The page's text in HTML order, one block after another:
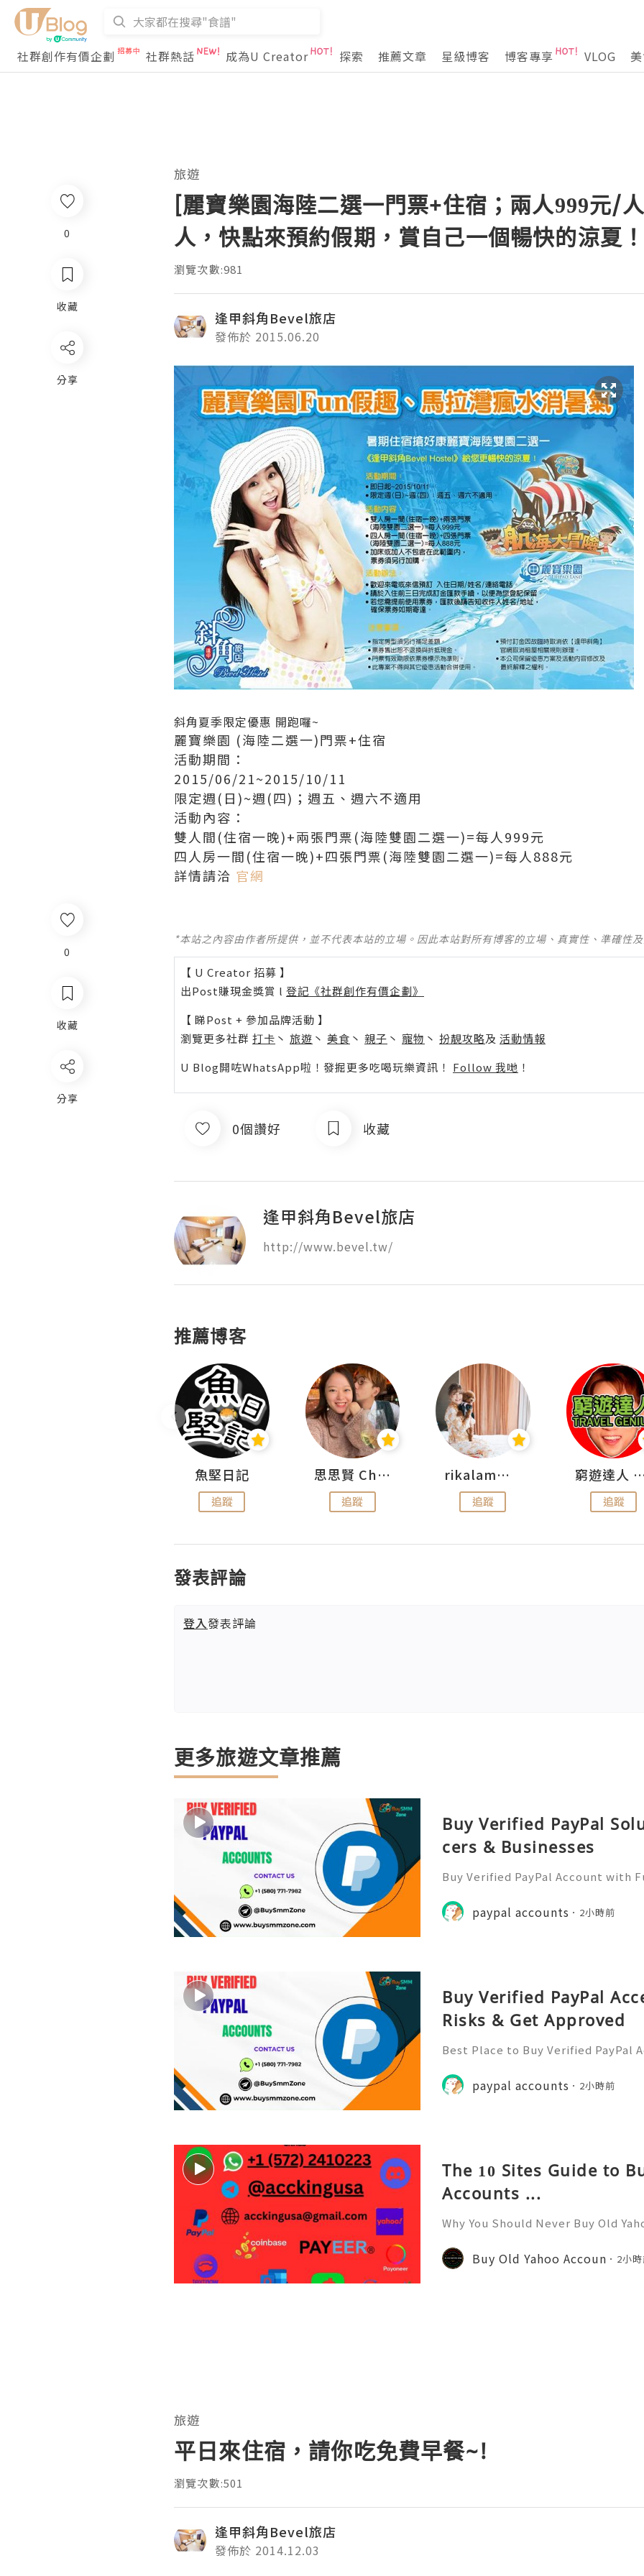
社群創作有價企劃 社群熱話 成為U Creator 探索 推薦文章 星級博客 博客專享 VLOG
0
收藏
分享
旅遊
[麗寶樂園海陸二選一門票+住宿；兩人999元/
人，快點來預約假期，賞自己一個暢快的涼夏
瀏覽次數:981
逢甲斜角Bevel旅店
發佈於 2015.06.20
斜角夏季限定優惠 開跑囉~
麗寶樂園 (海陸二選一)門票+住宿
活動期間：
2015/06/21~2015/10/11
限定週(日)~週(四)；週五、週六不適用
活動內容：
雙人間(住宿一晚)+兩張門票(海陸雙園二選一)=每人999元
四人房一間(住宿一晚)+四張門票(海陸雙園二選一)=每人888元
詳情請洽 官網
*本站之內容由作者所提供，並不代表本站的立場。因此本站對所有博客的立場、真實性、準確性
【 U Creator 招募 】
出Post賺現金獎賞 l 登記《社群創作有價企劃》
【 睇Post + 參加品牌活動 】
瀏覽更多社群 打卡 丶 旅遊 丶 美食 丶 親子 丶 寵物 丶 扮靚攻略及 活動情報
U Blog開咗WhatsApp啦！發掘更多吃喝玩樂資訊！ Follow 我哋 ！
0個讚好 收藏
逢甲斜角Bevel旅店
http://www.bevel.tw/
推薦博客
魚堅日記
追蹤
思思賢 ChillMyBabe
追蹤
rikalammm
追蹤
窮遊達人
追蹤
發表評論
登入發表評論
更多旅遊文章推薦
Buy Verified PayPal
cers & Businesses
Buy Verified PayPal Account with
m: @BuySmmZone ✅ Skype:
paypal accounts 2小時前
Buy Verified PayPal
Risks & Get Approved
Best Place to Buy Verified PayPal
026, transaction speed is the
er you are bidding on a
paypal accounts 2小時前
The 10 Sites Guide to
Accounts ...
Why You Should Never Buy Old
onal communication, business
ccount recovery. Because of
Buy Old Yahoo Accoun 2小
0
收藏
分享
旅遊
平日來住宿，請你吃免費早餐~!
瀏覽次數:501
逢甲斜角Bevel旅店
發佈於 2014.12.03